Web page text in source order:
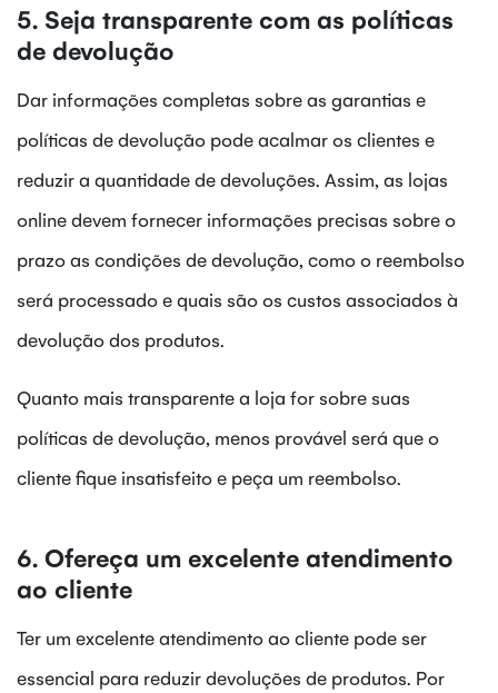
5. Seja transparente com as políticas
de devolução
Dar informações completas sobre as garantias e
políticas de devolução pode acalmar os clientes e
reduzir a quantidade de devoluções. Assim, as lojas
online devem fornecer informações precisas sobre o
prazo as condições de devolução, como o reembolso
será processado e quais são os custos associados à
devolução dos produtos.
Quanto mais transparente a loja for sobre suas
políticas de devolução, menos provável será que o
cliente fique insatisfeito e peça um reembolso.
6. Ofereça um excelente atendimento
ao cliente
Ter um excelente atendimento ao cliente pode ser
essencial para reduzir devoluções de produtos. Por